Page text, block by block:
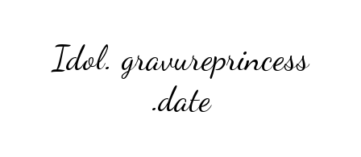
Idol. gravureprincess
.date